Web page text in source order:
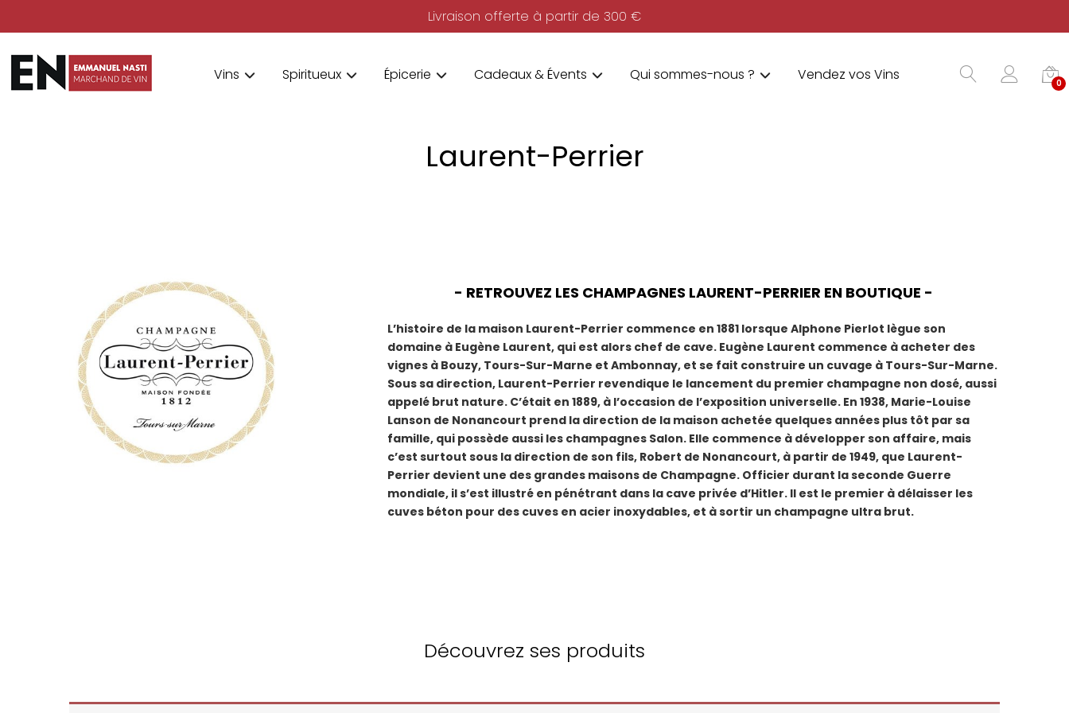
Livraison offerte à partir de 300 €
Vins Spiritueux Épicerie Cadeaux & Évents Qui sommes-nous ? Vendez vos Vins 0
Laurent-Perrier
- RETROUVEZ LES CHAMPAGNES LAURENT-PERRIER EN BOUTIQUE -
L’histoire de la maison Laurent-Perrier commence en 1881 lorsque Alphone Pierlot lègue son
domaine à Eugène Laurent, qui est alors chef de cave. Eugène Laurent commence à acheter des
vignes à Bouzy, Tours-Sur-Marne et Ambonnay, et se fait construire un cuvage à Tours-Sur-Marne.
Sous sa direction, Laurent-Perrier revendique le lancement du premier champagne non dosé, aussi
appelé brut nature. C’était en 1889, à l’occasion de l’exposition universelle. En 1938, Marie-Louise
Lanson de Nonancourt prend la direction de la maison achetée quelques années plus tôt par sa
famille, qui possède aussi les champagnes Salon. Elle commence à développer son affaire, mais
c’est surtout sous la direction de son fils, Robert de Nonancourt, à partir de 1949, que Laurent-
Perrier devient une des grandes maisons de Champagne. Officier durant la seconde Guerre
mondiale, il s’est illustré en pénétrant dans la cave privée d’Hitler. Il est le premier à délaisser les
cuves béton pour des cuves en acier inoxydables, et à sortir un champagne ultra brut.
Découvrez ses produits